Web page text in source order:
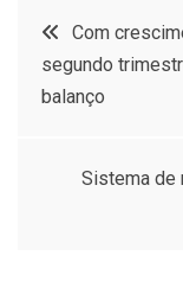
de
Com
segundo
balanço
Sistema de